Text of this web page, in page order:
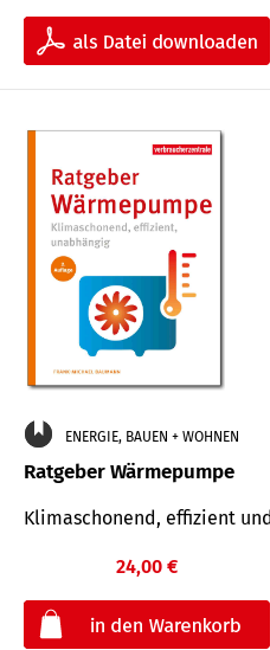
ENERGIE, BAUEN + WOHNEN
Ratgeber Wärmepumpe
Klimaschonend, effizient
24,00 €